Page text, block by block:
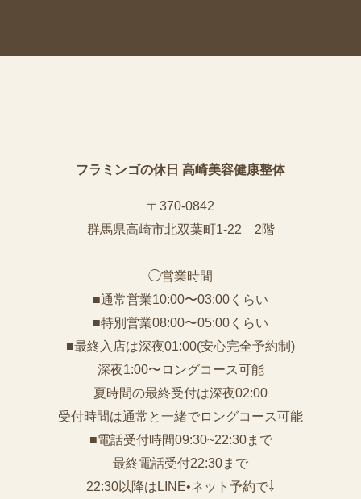
フラミンゴの休日 高崎美容健康整体
〒370-0842
群馬県高崎市北双葉町1-22 2階
◯営業時間
■通常営業10:00〜03:00くらい
■特別営業08:00〜05:00くらい
■最終入店は深夜01:00(安心完全予約制)
深夜1:00〜ロングコース可能
夏時間の最終受付は深夜02:00
受付時間は通常と一緒でロングコース可能
■電話受付時間09:30~22:30まで
️最終電話受付22:30まで
22:30以降はLINE•ネット予約で⇩